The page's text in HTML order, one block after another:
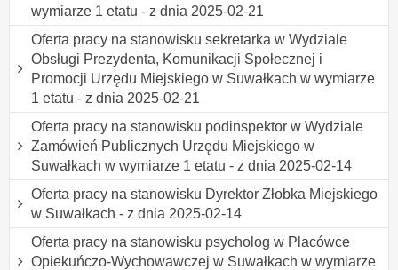
wymiarze 1 etatu - z dnia 2025-02-21
Oferta pracy na stanowisku sekretarka w Wydziale
Obsługi Prezydenta, Komunikacji Społecznej i
Promocji Urzędu Miejskiego w Suwałkach w wymiarze
1 etatu - z dnia 2025-02-21
Oferta pracy na stanowisku podinspektor w Wydziale
Zamówień Publicznych Urzędu Miejskiego w
Suwałkach w wymiarze 1 etatu - z dnia 2025-02-14
Oferta pracy na stanowisku Dyrektor Żłobka Miejskiego
w Suwałkach - z dnia 2025-02-14
Oferta pracy na stanowisku psycholog w Placówce
Opiekuńczo-Wychowawczej w Suwałkach w wymiarze